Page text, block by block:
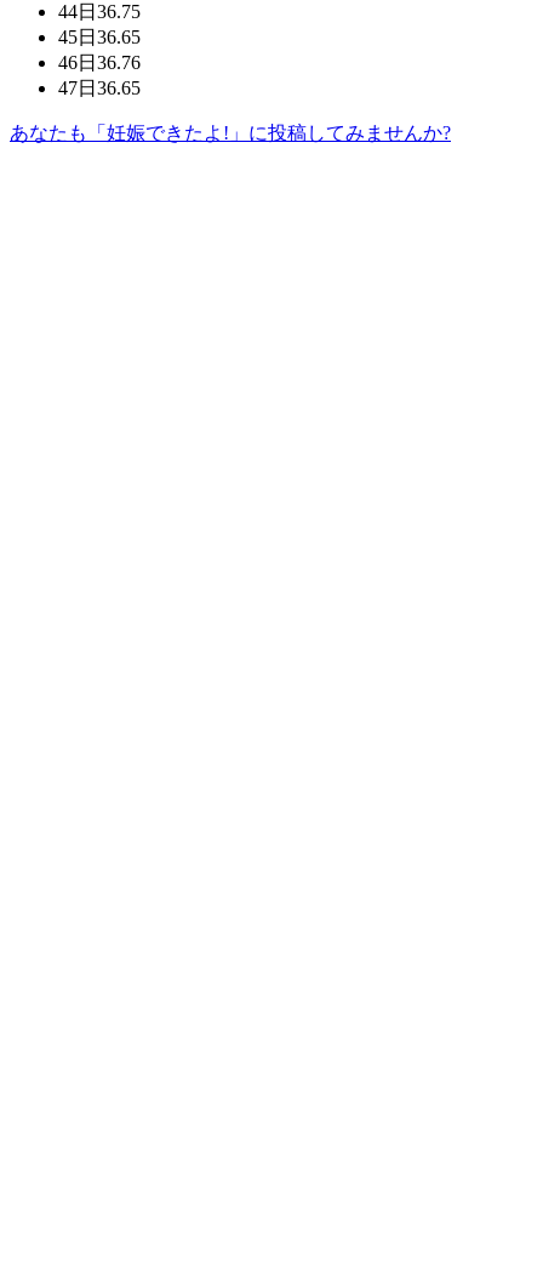
44日 36.75
45日 36.65
46日 36.76
47日 36.65
あなたも「妊娠できたよ!」に投稿してみませんか?